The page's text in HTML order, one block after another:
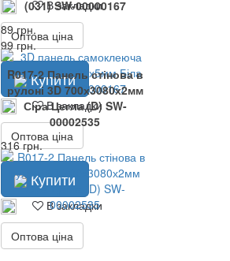
В закладки
Оптова ціна
(031) SW-00000167
89 грн.
99 грн.
Купити
В закладки
Оптова ціна
R017-2 Панель стінова в
рулоні 3D 700х3080х2мм
Сіра Цегла (D) SW-
00002535
316 грн.
Купити
В закладки
Оптова ціна